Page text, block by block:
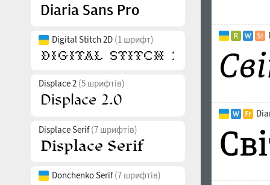
Digital Stitch 2D (1 шрифт)
Displace 2 (5 шрифтів)
Displace Serif(7 шрифтів)
Donchenko Serif(7 шрифтів)